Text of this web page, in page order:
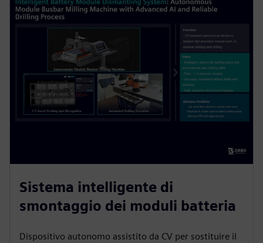
Sistema intelligente di
smontaggio dei moduli batteria
Dispositivo autonomo assistito da CV per sostituire il